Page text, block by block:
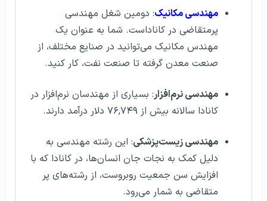
مهندسی مکانیک: دومین شغل مهندسی
پرمتقاضی در کاناداست. شما به عنوان یک
مهندس مکانیک می‌توانید در صنایع مختلف، از
صنعت معدن گرفته تا صنعت نفت، کار کنید.
مهندسی نرم‌افزار: بسیاری از مهندسان نرم‌افزار در
کانادا سالانه بیش از ۷۶,۷۴۹ دلار درآمد دارند.
مهندسی زیست‌پزشکی: این رشته مهندسی به
دلیل کمک به نجات جان انسان‌ها، در کانادا که با
افزایش سن جمعیت روبروست، از رشته‌های پر
متقاضی به شمار می‌رود.